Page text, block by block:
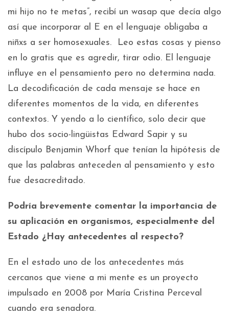
mi hijo no te metas”, recibí un wasap que decía algo
así que incorporar al E en el lenguaje obligaba a
niñxs a ser homosexuales. Leo estas cosas y pienso
en lo gratis que es agredir, tirar odio. El lenguaje
influye en el pensamiento pero no determina nada.
La decodificación de cada mensaje se hace en
diferentes momentos de la vida, en diferentes
contextos. Y yendo a lo científico, solo decir que
hubo dos socio-lingüistas Edward Sapir y su
discípulo Benjamin Whorf que tenían la hipótesis de
que las palabras anteceden al pensamiento y esto
fue desacreditado.
Podría brevemente comentar la importancia de
su aplicación en organismos, especialmente del
Estado ¿Hay antecedentes al respecto?
En el estado uno de los antecedentes más
cercanos que viene a mi mente es un proyecto
impulsado en 2008 por María Cristina Perceval
cuando era senadora.